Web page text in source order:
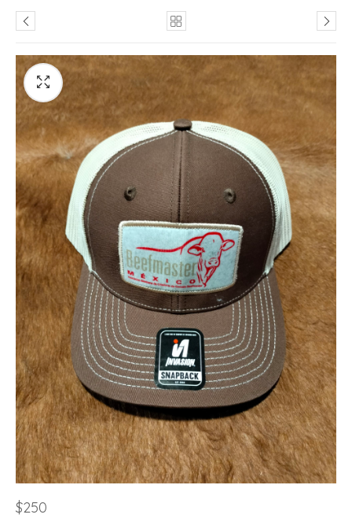
$250